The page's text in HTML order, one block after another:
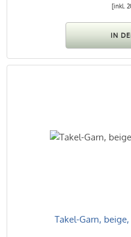
[inkl.
Takel-Garn,